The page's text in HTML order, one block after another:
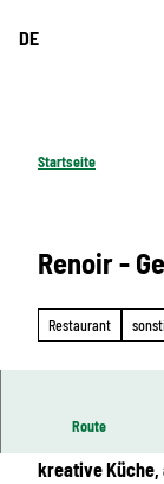
DE
Startseite
Renoir -
Restaurant
Route
kreative Küche,